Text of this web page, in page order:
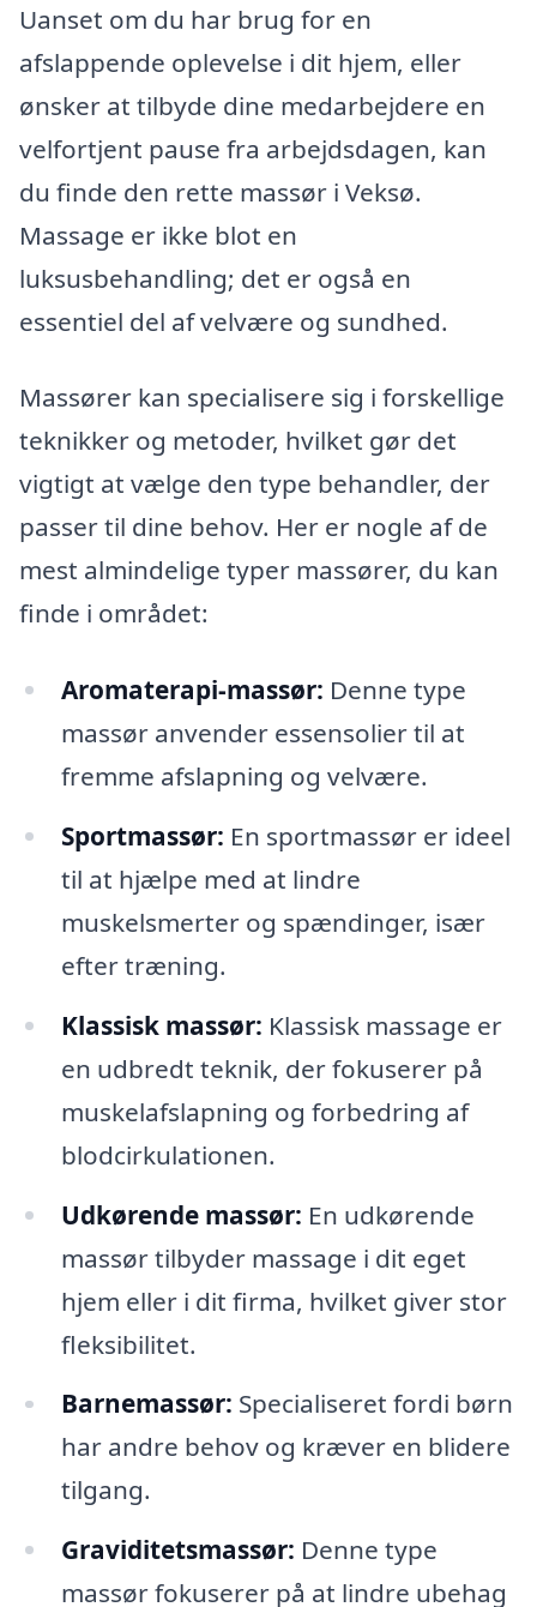
Uanset om du har brug for en
afslappende oplevelse i dit hjem, eller
ønsker at tilbyde dine medarbejdere en
velfortjent pause fra arbejdsdagen, kan
du finde den rette massør i Veksø.
Massage er ikke blot en
luksusbehandling; det er også en
essentiel del af velvære og sundhed.
Massører kan specialisere sig i forskellige
teknikker og metoder, hvilket gør det
vigtigt at vælge den type behandler, der
passer til dine behov. Her er nogle af de
mest almindelige typer massører, du kan
finde i området:
Aromaterapi-massør: Denne type
massør anvender essensolier til at
fremme afslapning og velvære.
Sportmassør: En sportmassør er ideel
til at hjælpe med at lindre
muskelsmerter og spændinger, især
efter træning.
Klassisk massør: Klassisk massage er
en udbredt teknik, der fokuserer på
muskelafslapning og forbedring af
blodcirkulationen.
Udkørende massør: En udkørende
massør tilbyder massage i dit eget
hjem eller i dit firma, hvilket giver stor
fleksibilitet.
Barnemassør: Specialiseret fordi børn
har andre behov og kræver en blidere
tilgang.
Graviditetsmassør: Denne type
massør fokuserer på at lindre ubehag